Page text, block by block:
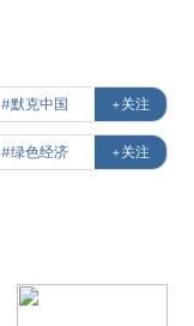
#默克中国 +关注
#绿色经济 +关注